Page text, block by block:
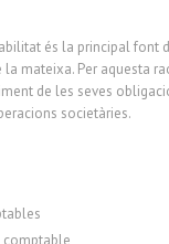
és la principal font
mateixa. Per aquesta
de les seves
societàries.